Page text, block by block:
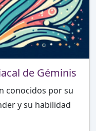
de Géminis
conocidos por su
y su habilidad